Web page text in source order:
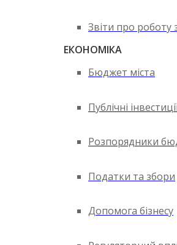
Звіти про роботу
ЕКОНОМІКА
Бюджет міста
Публічні
Розпорядники
Податки та збори
Допомога бізнесу